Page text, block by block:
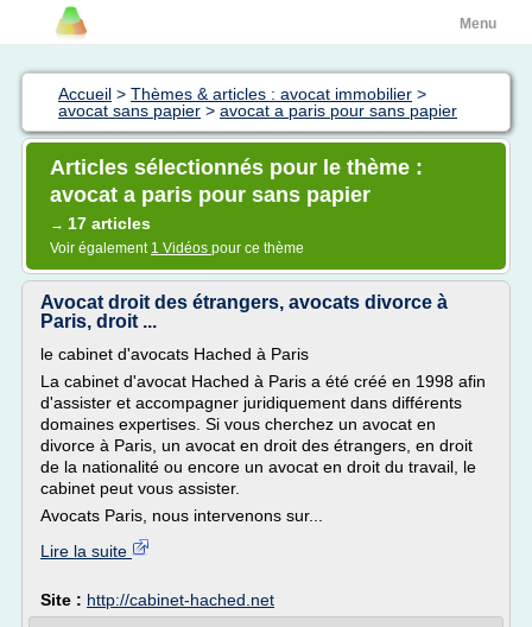
Menu
Accueil > Thèmes & articles : avocat immobilier >
avocat sans papier > avocat a paris pour sans papier
Articles sélectionnés pour le thème :
avocat a paris pour sans papier
→ 17 articles
Voir également 1 Vidéos pour ce thème
Avocat droit des étrangers, avocats divorce à
Paris, droit ...
le cabinet d'avocats Hached à Paris
La cabinet d'avocat Hached à Paris a été créé en 1998 afin
d'assister et accompagner juridiquement dans différents
domaines expertises. Si vous cherchez un avocat en
divorce à Paris, un avocat en droit des étrangers, en droit
de la nationalité ou encore un avocat en droit du travail, le
cabinet peut vous assister.
Avocats Paris, nous intervenons sur...
Lire la suite
Site : http://cabinet-hached.net